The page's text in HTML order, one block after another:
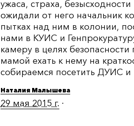
ужаса, страха,
ожидали от него начальник
пытках над ним в колонии,
нами в КУИС и
камеру в целях
мамой ехать к нему на
собираемся посетить ДУИС и
Наталия Малышева
29 мая 2015 г. ·